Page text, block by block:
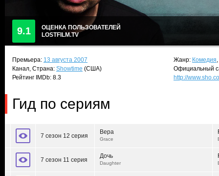
9.1
ОЦЕНКА ПОЛЬЗОВАТЕЛЕЙ
LOSTFILM.TV
Премьера: 13 августа 2007
Канал, Страна: Showtime (США)
Рейтинг IMDb: 8.3
Жанр: Комедия,
Официальный
http://
Гид по сериям
7 сезон 12 серия
Вера
Grace
7 сезон 11 серия
Дочь
Daughter